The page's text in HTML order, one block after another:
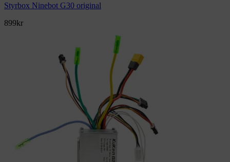
Styrbox Ninebot G30 original
899kr